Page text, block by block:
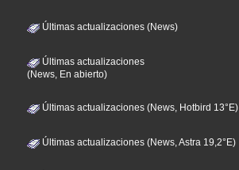
Últimas actualizaciones (News)
Últimas actualizaciones
(News, En abierto)
Últimas actualizaciones (News, Hotbird 13°E)
Últimas actualizaciones (News, Astra 19,2°E)